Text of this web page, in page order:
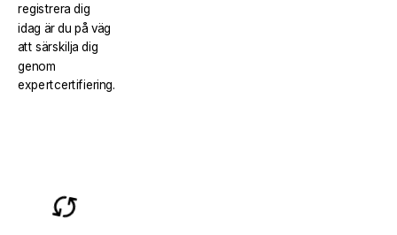
registrera dig
idag är du på väg
att särskilja dig
genom
expertcertifiering.